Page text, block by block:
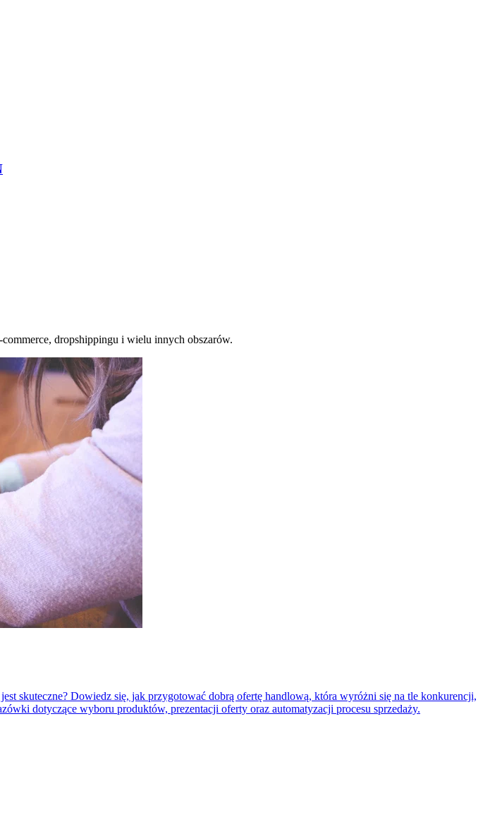
dropshippingu i wielu innych obszarów.
skuteczne? Dowiedz się, jak przygotować dobrą ofertę handlową, która wyróżni się na tle konkurencji,
dotyczące wyboru produktów, prezentacji oferty oraz automatyzacji procesu sprzedaży.